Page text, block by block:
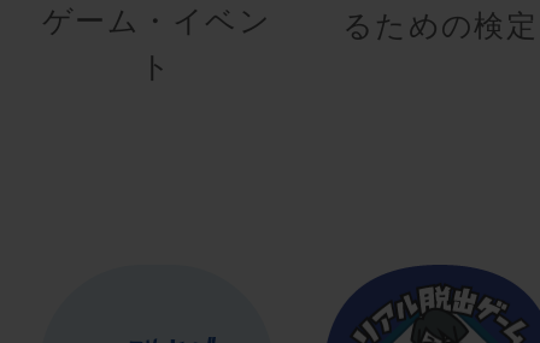
ゲーム・イベン
ト
るための検定